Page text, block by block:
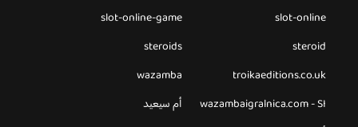
slot-online
slot-online-game
steroid
steroids
troikaeditions.co.uk
wazamba
wazambaigralnica.com - SI
أم سيعيد